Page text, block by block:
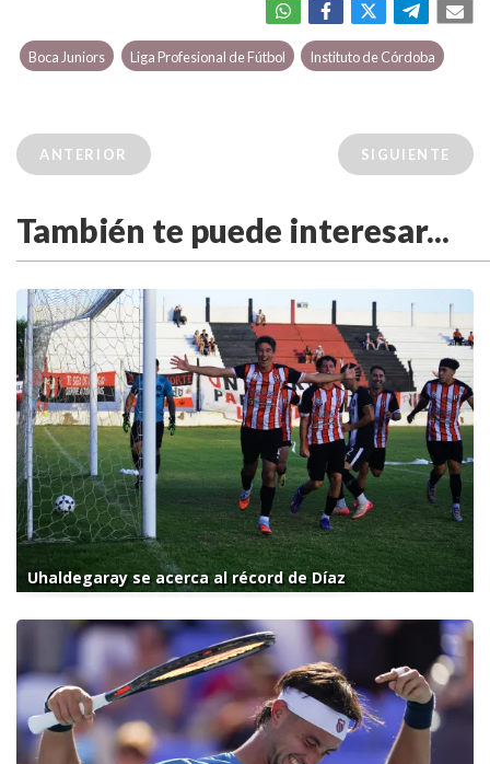
Boca Juniors Liga Profesional de Fútbol Instituto de Córdoba
ANTERIOR SIGUIENTE
También te puede interesar...
Uhaldegaray se acerca al récord de Díaz